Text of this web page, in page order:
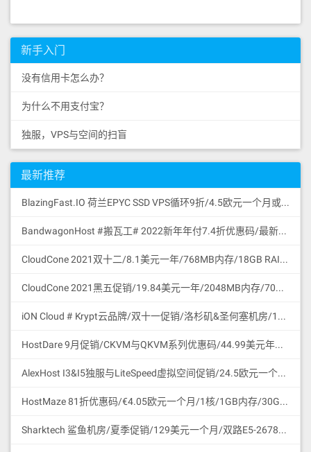
新手入门
没有信用卡怎么办？
为什么不用支付宝？
独服，VPS与空间的扫盲
最新推荐
BlazingFast.IO 荷兰EPYC SSD VPS循环9折/4.5欧元一个月或43.2欧元一年/1核/1GB/30GB SSD NVMe GEN4/无限流量100Mbps/DDoS保护/KVM/荷兰
BandwagonHost #搬瓦工# 2022新年年付7.4折优惠码/最新可访问官网地址更新/促销特价商品合集/支持微信与支付宝付款
CloudCone 2021双十二/8.1美元一年/768MB内存/18GB RAID10 HDD硬盘/2TB流量/1Gbps/KVM/洛杉矶/中国路由优化/支持支付宝付款
CloudCone 2021黑五促销/19.84美元一年/2048MB内存/70GB RAID10 HDD硬盘/4TB流量/1Gbps/KVM/洛杉矶/中国路由优化/支持支付宝付款
iON Cloud # Krypt云品牌/双十一促销/洛杉矶&圣何塞机房/11.11美元一个月或111.1美元一年/2核/2GB/60GB SSD/3TB流量/1Gbps端口/圣何塞/支持支付宝微信
HostDare 9月促销/CKVM与QKVM系列优惠码/44.99美元年付/756MB内存/35GB HDD/600GB流量/50Mbps/KVM/Cera线路CN2GIA与联通移动直连/支持支付宝微信支付
AlexHost I3&I5独服与LiteSpeed虚拟空间促销/24.5欧元一个月/Intel I3 CPU/4G DDR3/1TB SATA HDD/无限流量/共享1Gbps/DDoS保护/摩尔多瓦/无版权
HostMaze 81折优惠码/€4.05欧元一个月/1核/1GB内存/30GB SSD硬盘/1Gbps/无限流量/KVM/罗马尼亚/无版权
Sharktech 鲨鱼机房/夏季促销/129美元一个月/双路E5-2678v3/64GB内存/1TB NVMe SSD/1Gbps/无限流量/60Gbps DDoS保护/3网直连/洛杉矶/支持支付宝